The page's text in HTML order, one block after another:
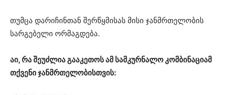
თუმცა დარიჩინთან შერწყმისას მისი ჯანმრთელობის
სარგებელი ორმაგდება.
აი, რა შეუძლია გააკეთოს ამ სამკურნალო კომბინაციამ
თქვენი ჯანმრთელობისთვის: